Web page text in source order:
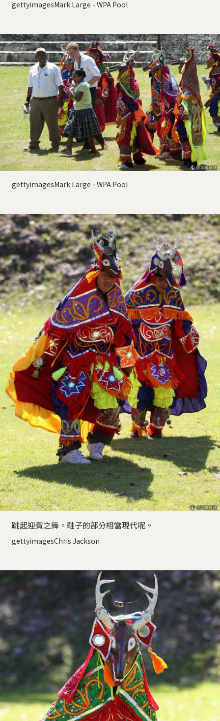
gettyimagesMark Large - WPA Pool
gettyimagesMark Large - WPA Pool
跳起迎賓之舞。鞋子的部分相當現代呢。
gettyimagesChris Jackson